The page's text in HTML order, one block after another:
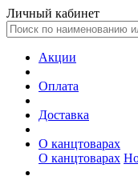
Личный кабинет
Акции
Оплата
Доставка
О канцтоварах
О канцтоварах